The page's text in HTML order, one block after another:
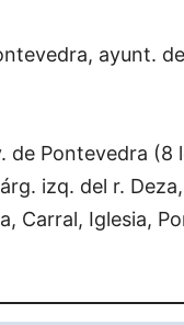
ayunt.
de Pontevedra
izq. del r.
Carral, Iglesia,